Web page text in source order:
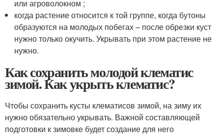
или агроволокном ;
когда растение относится к той группе, когда бутоны
образуются на молодых побегах – после обрезки куст
нужно только окучить. Укрывать при этом растение не
нужно.
Как сохранить молодой клематис
зимой. Как укрыть клематис?
Чтобы сохранить кусты клематисов зимой, на зиму их
нужно обязательно укрывать. Важной составляющей
подготовки к зимовке будет создание для него